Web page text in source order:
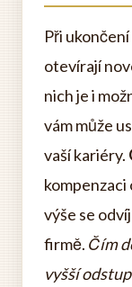
Při
otevírají
nich je i
vám může
vaší kariéry.
kompenzaci
výše se
firmě. Čím
vyšší